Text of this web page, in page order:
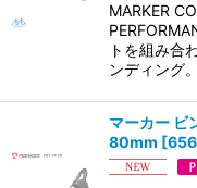
MARKER
トを組み合
ンディング
マーカー ビ
80mm [